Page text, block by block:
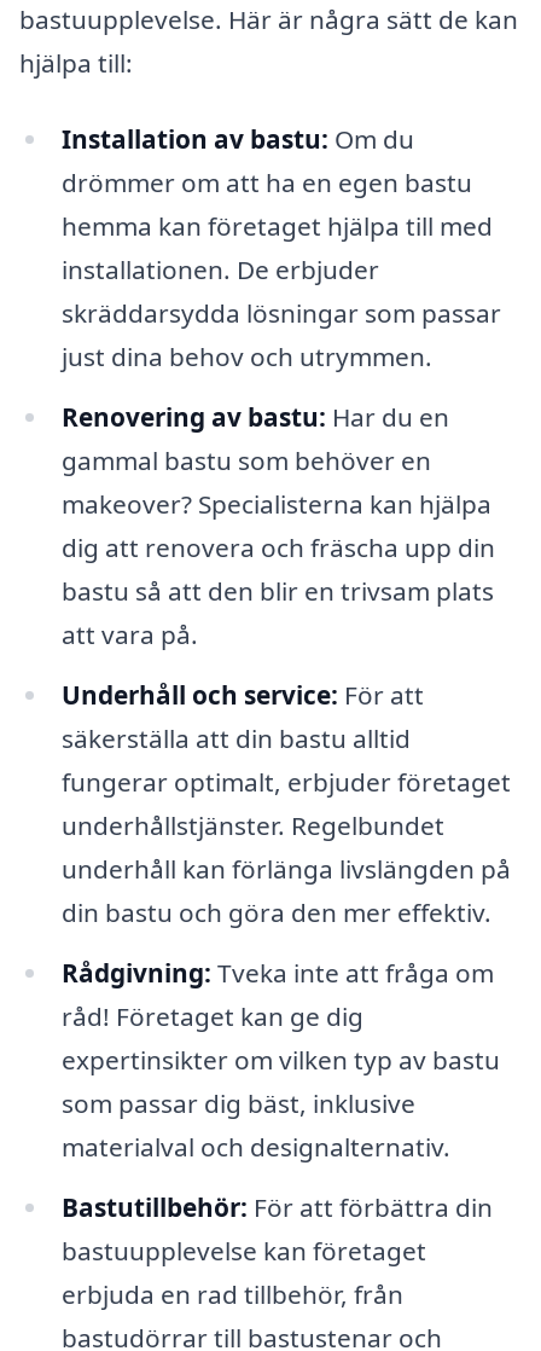
bastuupplevelse. Här är några sätt de kan
hjälpa till:
Installation av bastu: Om du
drömmer om att ha en egen bastu
hemma kan företaget hjälpa till med
installationen. De erbjuder
skräddarsydda lösningar som passar
just dina behov och utrymmen.
Renovering av bastu: Har du en
gammal bastu som behöver en
makeover? Specialisterna kan hjälpa
dig att renovera och fräscha upp din
bastu så att den blir en trivsam plats
att vara på.
Underhåll och service: För att
säkerställa att din bastu alltid
fungerar optimalt, erbjuder företaget
underhållstjänster. Regelbundet
underhåll kan förlänga livslängden på
din bastu och göra den mer effektiv.
Rådgivning: Tveka inte att fråga om
råd! Företaget kan ge dig
expertinsikter om vilken typ av bastu
som passar dig bäst, inklusive
materialval och designalternativ.
Bastutillbehör: För att förbättra din
bastuupplevelse kan företaget
erbjuda en rad tillbehör, från
bastudörrar till bastustenar och